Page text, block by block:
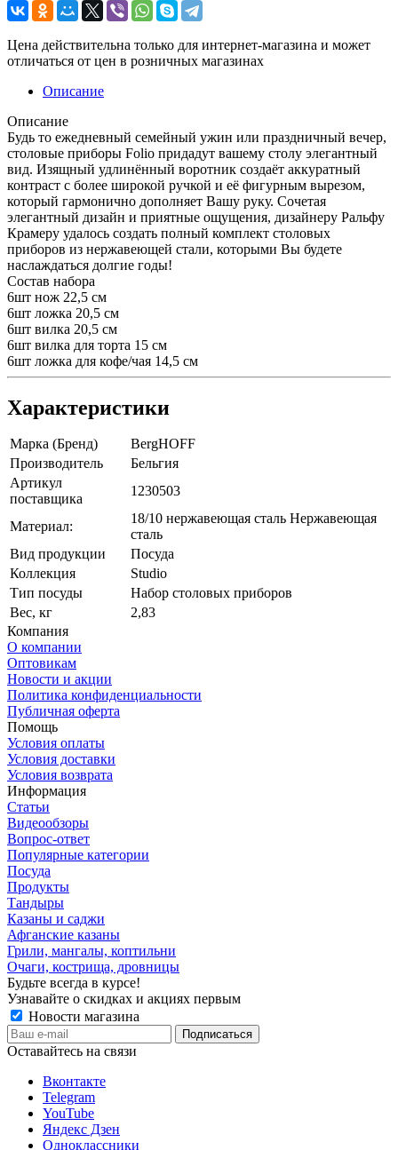
Цена действительна только для интернет-магазина и может
отличаться от цен в розничных магазинах
Описание
Описание
Будь то ежедневный семейный ужин или праздничный вечер,
столовые приборы Folio придадут вашему столу элегантный
вид. Изящный удлинённый воротник создаёт аккуратный
контраст с более широкой ручкой и её фигурным вырезом,
который гармонично дополняет Вашу руку. Сочетая
элегантный дизайн и приятные ощущения, дизайнеру Ральфу
Крамеру удалось создать полный комплект столовых
приборов из нержавеющей стали, которыми Вы будете
наслаждаться долгие годы!
Состав набора
6шт нож 22,5 см
6шт ложка 20,5 см
6шт вилка 20,5 см
6шт вилка для торта 15 см
6шт ложка для кофе/чая 14,5 см
Характеристики
Марка (Бренд)
BergHOFF
Производитель
Бельгия
Артикул
поставщика
1230503
Материал:
18/10 нержавеющая сталь Нержавеющая
сталь
Вид продукции
Посуда
Коллекция
Studio
Тип посуды
Набор столовых приборов
Вес, кг
2,83
Компания
О компании
Оптовикам
Новости и акции
Политика конфиденциальности
Публичная оферта
Помощь
Условия оплаты
Условия доставки
Условия возврата
Информация
Статьи
Видеообзоры
Вопрос-ответ
Популярные категории
Посуда
Продукты
Тандыры
Казаны и саджи
Афганские казаны
Грили, мангалы, коптильни
Очаги, кострища, дровницы
Будьте всегда в курсе!
Узнавайте о скидках и акциях первым
Новости магазина
Оставайтесь на связи
Вконтакте
Telegram
YouTube
Яндекс Дзен
Одноклассники